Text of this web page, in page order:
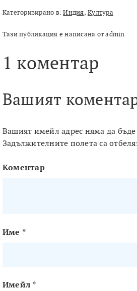
Категоризирано в:Индия,Култура
Тази публикация е написана от admin
1 коментар
Вашият
Вашият имейл адрес няма да
Задължителните полета са
Коментар
Име *
Имейл *